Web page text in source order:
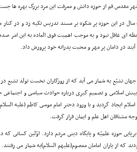
شهر مقدس قم از حوزه دانش و معرفت این مرد بزرگ بهره ها
در این حوزه پر شکوه بر مسند تدریس تکیه زد و در
اى غافل نبود و به موجب اهمیت فوق العاده به این امر
در دامان پر مهر و محبت پدرانه خود پرورش داد.
تشیّع به شمار مى آید که از روزگاران نخست تولد تشیع
اسلامى و تصمیم گیرى درباره حوادث سیاسى و
ایجاد گردید و با ورود دختر امام موسى کاظم (علیه
مشتاقان اهل علم و ایمان قرار گرفت.
حوزه علمیّه و پایگاه دینى مردم دارد. اوّلین کسانى که
که از یاران امامان معصوم(علیهم السلام)به شمار مى